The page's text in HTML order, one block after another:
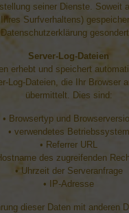
seiner Dienste. Soweit
Surfverhaltens)
gesondert
Server-Log-Dateien
erhebt und speichert
Log-Dateien, die Ihr Browser
übermittelt. Dies sind:
• Browsertyp und
• verwendetes Betriebssystem
• Referrer URL
des zugreifenden
• Uhrzeit der Serveranfrage
• IP-Adresse
dieser Daten mit anderen